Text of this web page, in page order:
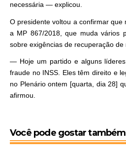
necessária — explicou.
O presidente voltou a confirmar que
a MP 867/2018, que muda vários
sobre exigências de recuperação de
— Hoje um partido e alguns
fraude no INSS. Eles têm direito e
no Plenário ontem [quarta, dia 28]
afirmou.
Você pode gostar também